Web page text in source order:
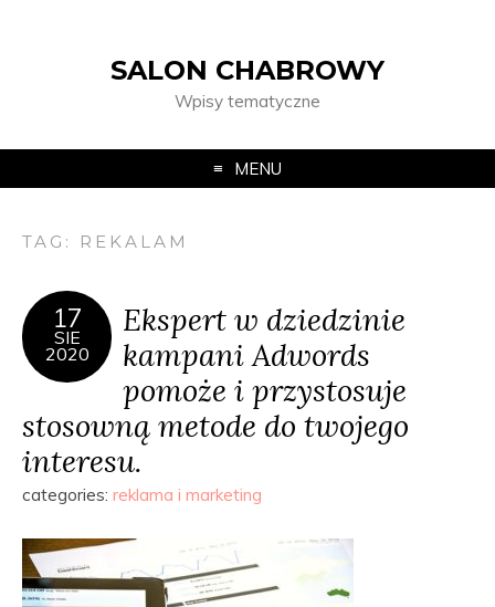
SALON CHABROWY
Wpisy tematyczne
MENU
TAG: REKALAM
17
SIE
2020
Ekspert w dziedzinie
kampani Adwords
pomoże i przystosuje
stosowną metode do twojego
interesu.
categories: reklama i marketing